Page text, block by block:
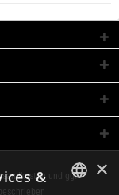
und ggf.
×
&